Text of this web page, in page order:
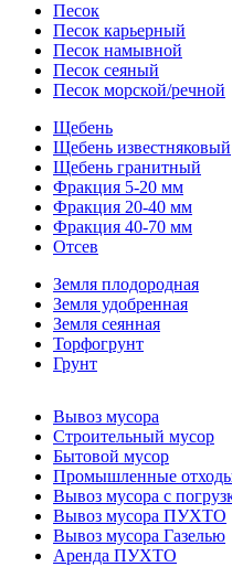
Песок
Песок карьерный
Песок намывной
Песок сеяный
Песок морской/речной
Щебень
Щебень известняковый
Щебень гранитный
Фракция 5-20 мм
Фракция 20-40 мм
Фракция 40-70 мм
Отсев
Земля плодородная
Земля удобренная
Земля сеянная
Торфогрунт
Грунт
Вывоз мусора
Строительный мусор
Бытовой мусор
Промышленные
Вывоз мусора с
Вывоз мусора ПУХТО
Вывоз мусора Газелью
Аренда ПУХТО